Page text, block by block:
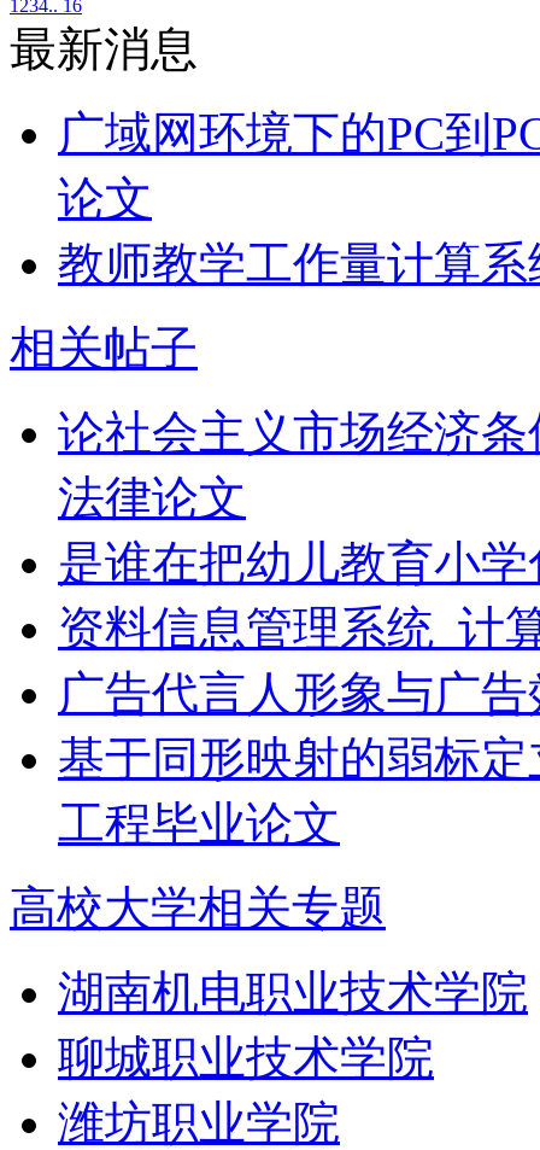
1 234.. 16
最新消息
广域网环境下的PC到
论文
教师教学工作量计算
相关帖子
论社会主义市场经济
法律论文
是谁在把幼儿教育小
资料信息管理系统_计
广告代言人形象与广
基于同形映射的弱标
工程毕业论文
高校大学相关专题
湖南机电职业技术学院
聊城职业技术学院
潍坊职业学院